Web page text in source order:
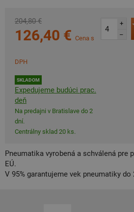
204,80 €
126,40 € Cena s
DPH
SKLADOM
Expedujeme budúci prac.
deň
Na predajni v Bratislave do 2
dní.
Centrálny sklad 20 ks.
+
–
Pneumatika vyrobená a schválená pre
EÚ.
V 95% garantujeme vek pneumatiky do